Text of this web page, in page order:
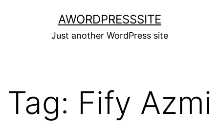
AWORDPRESSSITE
Just another WordPress site
Tag: Fify Azmi